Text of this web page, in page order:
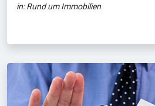
in:Rund um Immobilien